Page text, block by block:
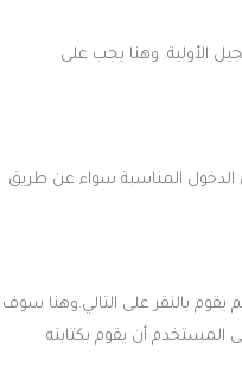
أمامه صفحة التسجيل الأولية. وهنا يجب على
المناسبة سواء عن طريق
يقوم بالنقر على التالي.وهنا سوف
المستخدم أن يقوم بكتابته